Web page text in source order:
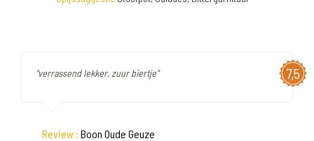
7,5
"verrassend lekker, zuur biertje"
Review : Boon Oude Geuze